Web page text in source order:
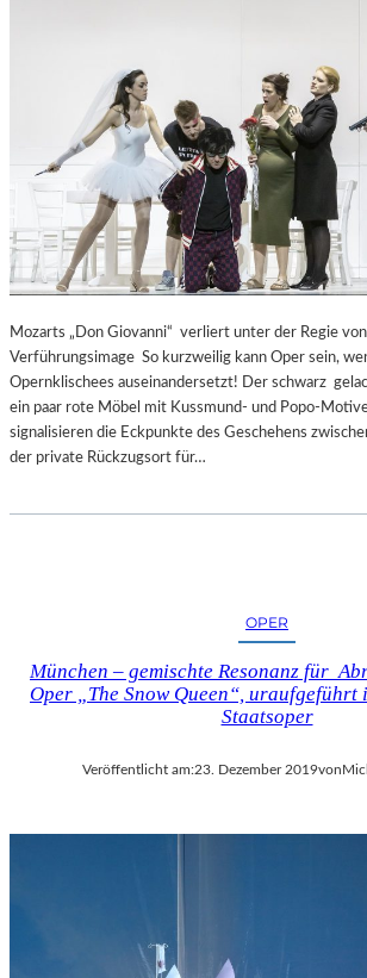
Mozarts „Don Giovanni“ verliert unter der Regie
Verführungsimage So kurzweilig kann Oper sein,
Opernklischees auseinandersetzt! Der schwarz
ein paar rote Möbel mit Kussmund- und Popo-
signalisieren die Eckpunkte des Geschehens
der private Rückzugsort für…
OPER
München – gemischte Resonanz für
Oper „The Snow Queen“,
Staatsoper
Veröffentlicht am:23. Dezember 2019von